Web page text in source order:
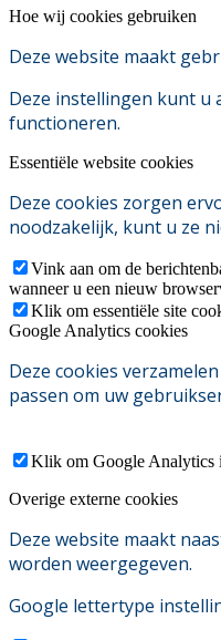
Hoe wij cookies gebruiken
Deze website maakt
Deze instellingen kunt u
functioneren.
Essentiële website cookies
Deze cookies zorgen
noodzakelijk, kunt u ze
Vink aan om de
wanneer u een nieuw
Klik om essentiële site
Google Analytics cookies
Deze cookies
passen om uw
Klik om Google Analytics
Overige externe cookies
Deze website maakt
worden weergegeven.
Google lettertype